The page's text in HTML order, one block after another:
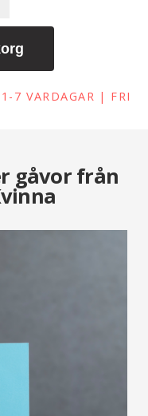
7 VARDAGAR | FRI
gåvor från